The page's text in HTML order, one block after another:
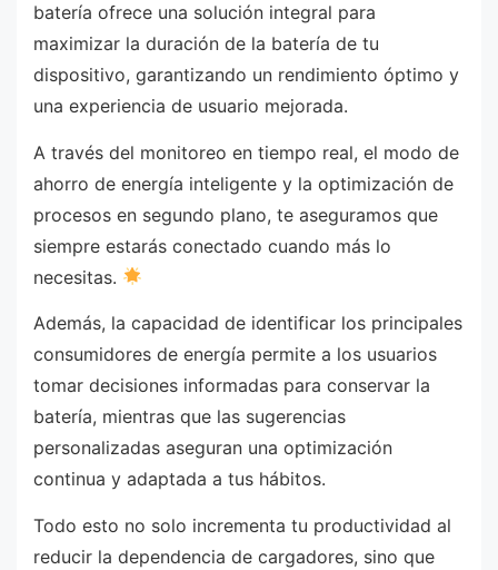
batería ofrece una solución integral para
maximizar la duración de la batería de tu
dispositivo, garantizando un rendimiento óptimo y
una experiencia de usuario mejorada.
A través del monitoreo en tiempo real, el modo de
ahorro de energía inteligente y la optimización de
procesos en segundo plano, te aseguramos que
siempre estarás conectado cuando más lo
necesitas.
Además, la capacidad de identificar los principales
consumidores de energía permite a los usuarios
tomar decisiones informadas para conservar la
batería, mientras que las sugerencias
personalizadas aseguran una optimización
continua y adaptada a tus hábitos.
Todo esto no solo incrementa tu productividad al
reducir la dependencia de cargadores, sino que